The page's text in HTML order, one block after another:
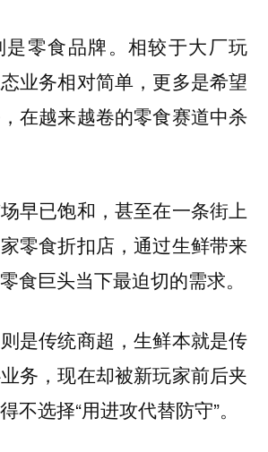
零食品牌。相较于大厂玩
业务相对简单，更多是希望
在越来越卷的零食赛道中杀
早已饱和，甚至在一条街上
零食折扣店，通过生鲜带来
食巨头当下最迫切的需求。
是传统商超，生鲜本就是传
务，现在却被新玩家前后夹
不选择“用进攻代替防守”。